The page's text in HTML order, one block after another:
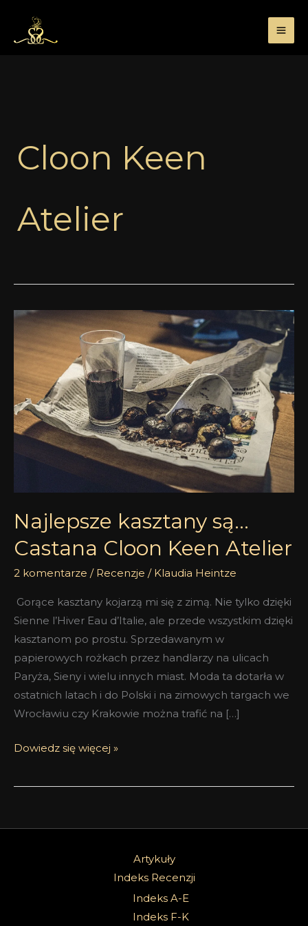
treści
Cloon Keen
Atelier
Najlepsze kasztany są…
Castana Cloon Keen Atelier
2 komentarze / Recenzje / Klaudia Heintze
Gorące kasztany kojarzą mi się z zimą. Nie tylko dzięki
Sienne l’Hiver Eau d’Italie, ale przede wszystkim dzięki
kasztanom po prostu. Sprzedawanym w
papierowych rożkach przez handlarzy na ulicach
Paryża, Sieny i wielu innych miast. Moda ta dotarła w
ostatnich latach i do Polski i na zimowych targach we
Wrocławiu czy Krakowie można trafić na […]
Najlepsze
kasztany
są…
Castana
Cloon
Keen
Atelier
Dowiedz się więcej »
Artykuły
Indeks Recenzji
Indeks A-E
Indeks F-K